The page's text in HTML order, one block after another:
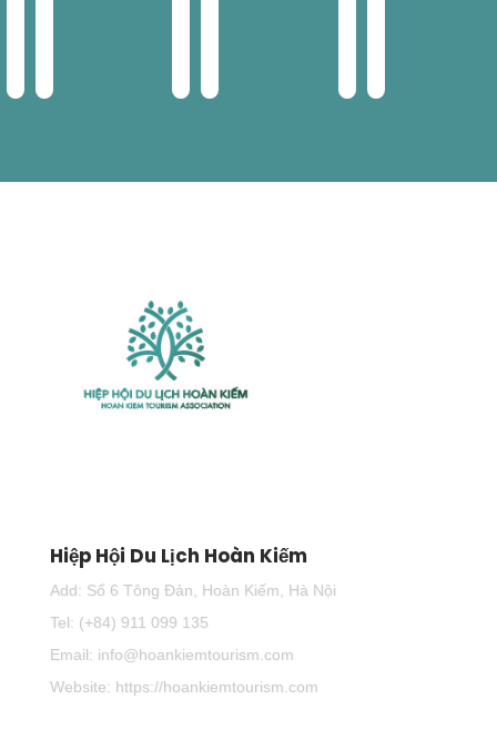
Hiệp Hội Du Lịch Hoàn Kiếm
Add: Số 6 Tông Đản, Hoàn Kiếm, Hà Nội
Tel: (+84) 911 099 135
Email: info@hoankiemtourism.com
Website: https://hoankiemtourism.com